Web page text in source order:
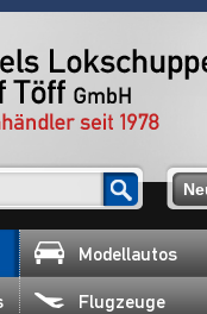
Modellautos
Flugzeuge